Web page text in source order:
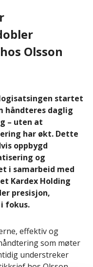
Olsson
startet
håndteres daglig
– uten at
har økt. Dette
oppbygd
og
i samarbeid med
Kardex Holding
presisjon,
fokus.
effektiv og
som møter
understreker